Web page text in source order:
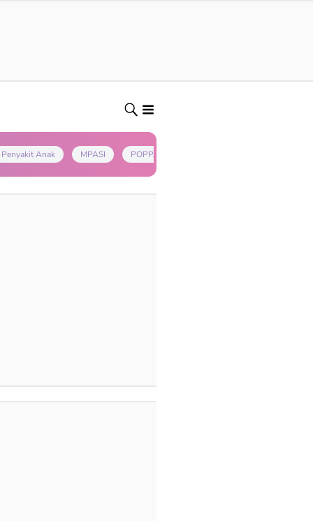
Penyakit Anak MPASI POPPAPA